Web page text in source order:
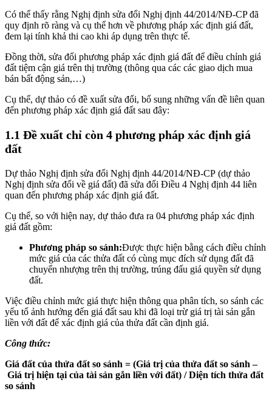
Có thể thấy rằng Nghị định sửa đổi Nghị định 44/2014/NĐ-CP đã
quy định rõ ràng và cụ thể hơn về phương pháp xác định giá đất,
đem lại tính khả thi cao khi áp dụng trên thực tế.
Đồng thời, sửa đổi phương pháp xác định giá đất để điều chỉnh giá
đất tiệm cận giá trên thị trường (thông qua các các giao dịch mua
bán bất động sản,…)
Cụ thể, dự thảo có đề xuất sửa đổi, bổ sung những vấn đề liên quan
đến phương pháp xác định giá đất sau đây:
1.1 Đề xuất chỉ còn 4 phương pháp xác định giá
đất
Dự thảo Nghị định sửa đổi Nghị định 44/2014/NĐ-CP (dự thảo
Nghị định sửa đổi về giá đất) đã sửa đổi Điều 4 Nghị định 44 liên
quan đến phương pháp xác định giá đất.
Cụ thể, so với hiện nay, dự thảo đưa ra 04 phương pháp xác định
giá đất gồm:
Phương pháp so sánh:Được thực hiện bằng cách điều chỉnh
mức giá của các thửa đất có cùng mục đích sử dụng đất đã
chuyển nhượng trên thị trường, trúng đấu giá quyền sử dụng
đất.
Việc điều chỉnh mức giá thực hiện thông qua phân tích, so sánh các
yếu tố ảnh hưởng đến giá đất sau khi đã loại trừ giá trị tài sản gắn
liền với đất để xác định giá của thửa đất cần định giá.
Công thức:
Giá đất của thửa đất so sánh = (Giá trị của thửa đất so sánh –
Giá trị hiện tại của tài sản gắn liền với đất) / Diện tích thửa đất
so sánh